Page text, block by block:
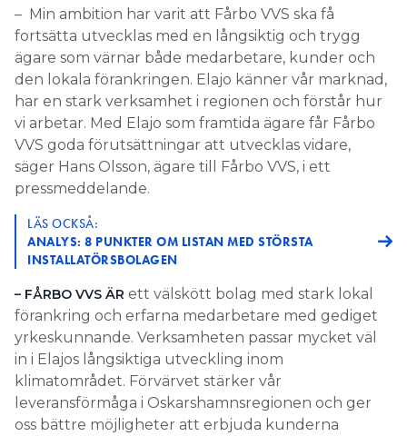
– Min ambition har varit att Fårbo VVS ska få
fortsätta utvecklas med en långsiktig och trygg
ägare som värnar både medarbetare, kunder och
den lokala förankringen. Elajo känner vår marknad,
har en stark verksamhet i regionen och förstår hur
vi arbetar. Med Elajo som framtida ägare får Fårbo
VVS goda förutsättningar att utvecklas vidare,
säger Hans Olsson, ägare till Fårbo VVS, i ett
pressmeddelande.
LÄS OCKSÅ:
ANALYS: 8 PUNKTER OM LISTAN MED STÖRSTA
INSTALLATÖRSBOLAGEN
– FÅRBO VVS ÄR ett välskött bolag med stark lokal
förankring och erfarna medarbetare med gediget
yrkeskunnande. Verksamheten passar mycket väl
in i Elajos långsiktiga utveckling inom
klimatområdet. Förvärvet stärker vår
leveransförmåga i Oskarshamnsregionen och ger
oss bättre möjligheter att erbjuda kunderna